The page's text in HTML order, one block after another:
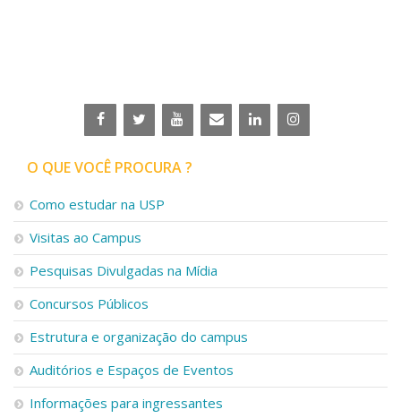
O QUE VOCÊ PROCURA ?
Como estudar na USP
Visitas ao Campus
Pesquisas Divulgadas na Mídia
Concursos Públicos
Estrutura e organização do campus
Auditórios e Espaços de Eventos
Informações para ingressantes